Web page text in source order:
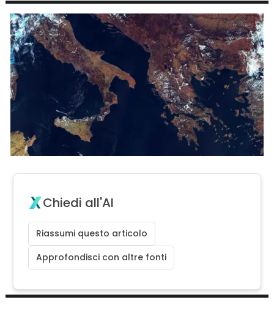
Chiedi all'AI
Riassumi questo articolo
Approfondisci con altre fonti